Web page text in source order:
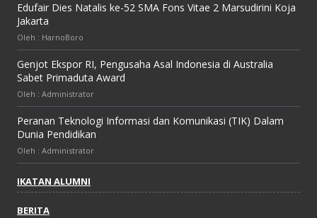
Edufair Dies Natalis ke-52 SMA Fons Vitae 2 Marsudirini Koja
Jakarta
Oleh : HarnoBoro
Genjot Ekspor RI, Pengusaha Asal Indonesia di Australia
Sabet Primaduta Award
Oleh : Administrator
Peranan Teknologi Informasi dan Komunikasi (TIK) Dalam
Dunia Pendidikan
Oleh : Administrator
IKATAN ALUMNI
BERITA